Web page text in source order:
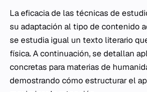
La eficacia de las técnicas de
su adaptación al tipo de contenido
se estudia igual un texto literario
física. A continuación, se detallan
concretas para materias de
demostrando cómo estructurar el